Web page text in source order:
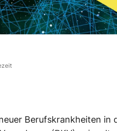
Berufskrankheiten in